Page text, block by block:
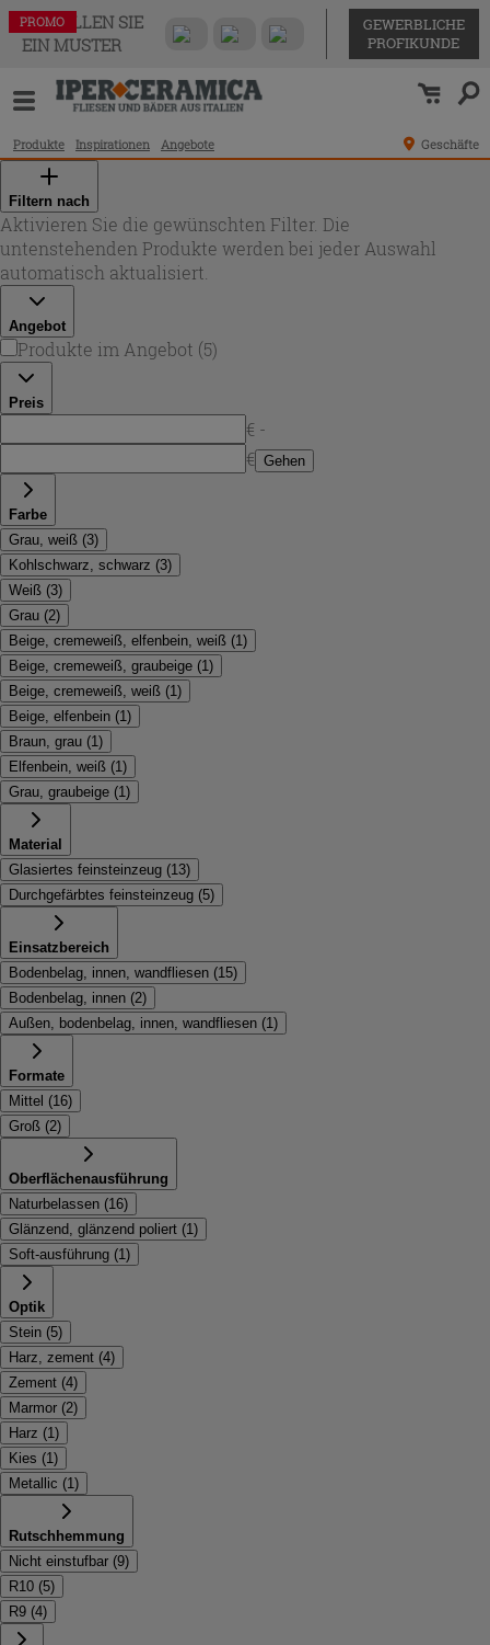
BESTELLEN SIE
EIN MUSTER
GEWERBLICHE
PROFIKUNDE
Produkte Inspirationen Angebote Geschäfte
Filtern nach
Aktivieren Sie die gewünschten Filter. Die
untenstehenden Produkte werden bei jeder Auswahl
automatisch aktualisiert.
Angebot
Produkte im Angebot (5)
Preis
€ -
€ Gehen
Farbe
Grau, weiß (3)
Kohlschwarz, schwarz (3)
Weiß (3)
Grau (2)
Beige, cremeweiß, elfenbein, weiß (1)
Beige, cremeweiß, graubeige (1)
Beige, cremeweiß, weiß (1)
Beige, elfenbein (1)
Braun, grau (1)
Elfenbein, weiß (1)
Grau, graubeige (1)
Material
Glasiertes feinsteinzeug (13)
Durchgefärbtes feinsteinzeug (5)
Einsatzbereich
Bodenbelag, innen, wandfliesen (15)
Bodenbelag, innen (2)
Außen, bodenbelag, innen, wandfliesen (1)
Formate
Mittel (16)
Groß (2)
Oberflächenausführung
Naturbelassen (16)
Glänzend, glänzend poliert (1)
Soft-ausführung (1)
Optik
Stein (5)
Harz, zement (4)
Zement (4)
Marmor (2)
Harz (1)
Kies (1)
Metallic (1)
Rutschhemmung
Nicht einstufbar (9)
R10 (5)
R9 (4)
PROMO
PROMO
PROMO
PROMO
PROMO